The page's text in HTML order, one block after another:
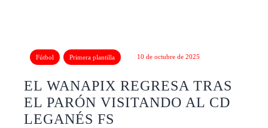
Fútbol Primera plantilla 10 de octubre de 2025
EL WANAPIX REGRESA TRAS
EL PARÓN VISITANDO AL CD
LEGANÉS FS